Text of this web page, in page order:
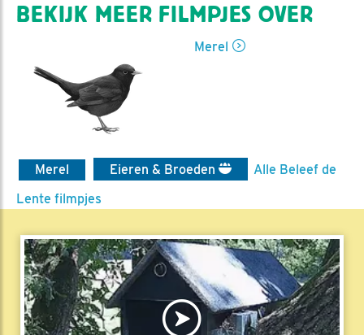
BEKIJK MEER FILMPJES OVER
Merel
Merel Eieren & Broeden
Alle Beleef de
Lente filmpjes